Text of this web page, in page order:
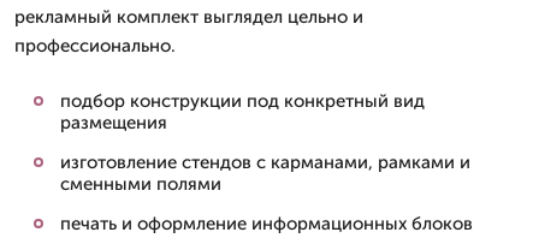
рекламный комплект выглядел цельно и
профессионально.
подбор конструкции под конкретный вид
размещения
изготовление стендов с карманами, рамками и
сменными полями
печать и оформление информационных блоков